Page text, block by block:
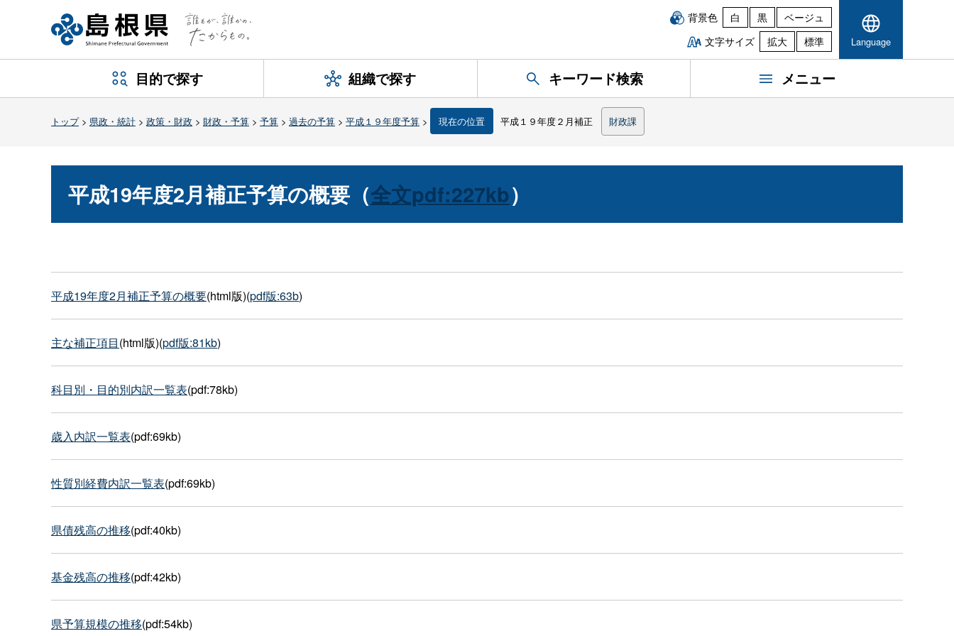
背景色 白 黒
ベージュ
文字サイズ
拡大 標準 Language
目的で探す 組織で探す キーワード検索 メニュー
トップ> 県政・統計 > 政策・財政 > 財政・予算 > 予算 > 過去の予算 > 平成１９年度予算 > 現在の位置 平成１９年度２月補正 財政課
平成19年度2月補正予算の概要（全文pdf:227kb）
平成19年度2月補正予算の概要(html版)(pdf版:63b)
主な補正項目(html版)(pdf版:81kb)
科目別・目的別内訳一覧表(pdf:78kb)
歳入内訳一覧表(pdf:69kb)
性質別経費内訳一覧表(pdf:69kb)
県債残高の推移(pdf:40kb)
基金残高の推移(pdf:42kb)
県予算規模の推移(pdf:54kb)